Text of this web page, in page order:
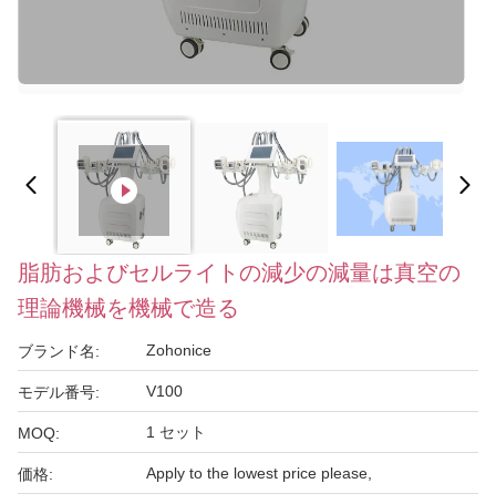
脂肪およびセルライトの減少の減量は真空の
理論機械を機械で造る
ブランド名: Zohonice
モデル番号: V100
MOQ: 1 セット
価格: Apply to the lowest price please,